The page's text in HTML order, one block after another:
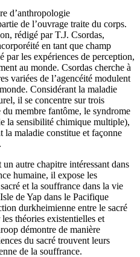
d’anthropologie
de l’ouvrage traite du corps.
rédigé par T.J. Csordas,
en tant que champ
les expériences de perception,
au monde. Csordas cherche à
variées de l’agencéité modulent
Considérant la maladie
il se concentre sur trois
membre fantôme, le syndrome
la sensibilité chimique multiple),
la maladie constitue et façonne
autre chapitre intéressant dans
humaine, il expose les
et la souffrance dans la vie
de Yap dans le Pacifique
durkheimienne entre le sacré
théories existentielles et
démontre de manière
du sacré trouvent leurs
de la souffrance.